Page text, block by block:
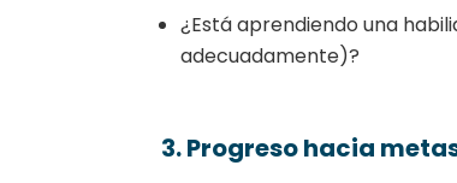
¿Está aprendiendo una
adecuadamente)?
3. Progreso hacia